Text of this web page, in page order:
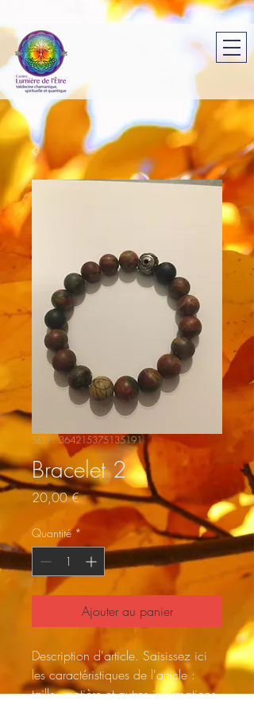
SKU : 364215375135191
Bracelet 2
20,00 €Prix
Quantité *
Ajouter au panier
Description d'article. Saisissez ici
les caractéristiques de l'article :
taille, matière et autres informations